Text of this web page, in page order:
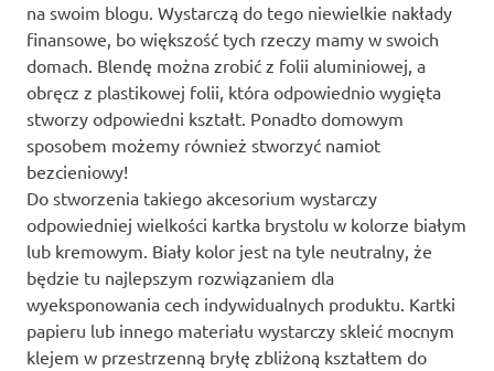
na swoim blogu. Wystarczą do tego niewielkie nakłady
finansowe, bo większość tych rzeczy mamy w swoich
domach. Blendę można zrobić z folii aluminiowej, a
obręcz z plastikowej folii, która odpowiednio wygięta
stworzy odpowiedni kształt. Ponadto domowym
sposobem możemy również stworzyć namiot
bezcieniowy!
Do stworzenia takiego akcesorium wystarczy
odpowiedniej wielkości kartka brystolu w kolorze białym
lub kremowym. Biały kolor jest na tyle neutralny, że
będzie tu najlepszym rozwiązaniem dla
wyeksponowania cech indywidualnych produktu. Kartki
papieru lub innego materiału wystarczy skleić mocnym
klejem w przestrzenną bryłę zbliżoną kształtem do